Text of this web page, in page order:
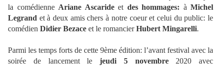
la comédienne Ariane Ascarideet des hommages: à Michel
Legrand et à deux amis chers à notre coeur et celui du public: le
comédien Didier Bezace et le romancierHubert Mingarelli.
Parmi les temps forts de cette 9ème édition: l’avant festival avec la
soirée de lancement le jeudi 5 novembre2020 avec